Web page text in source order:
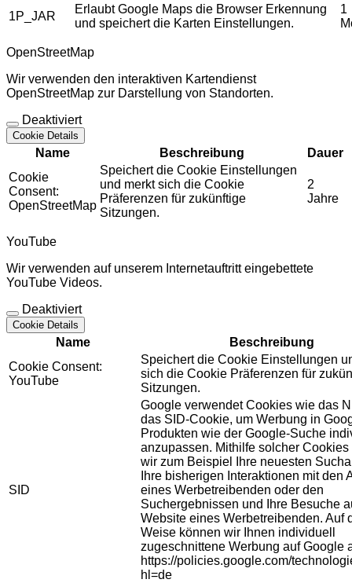
1P_JAR
Erlaubt Google Maps die Browser Erkennung
und speichert die Karten Einstellungen.
1
OpenStreetMap
Wir verwenden den interaktiven Kartendienst
OpenStreetMap zur Darstellung von Standorten.
Deaktiviert
Cookie Details
Name Beschreibung
Dauer
Cookie
Consent:
OpenStreetMap
Speichert die Cookie Einstellungen
und merkt sich die Cookie
Präferenzen für zukünftige
Sitzungen.
2
Jahre
YouTube
Wir verwenden auf unserem Internetauftritt eingebettete
YouTube Videos.
Deaktiviert
Cookie Details
Name
Beschreibung
Cookie Consent:
YouTube
Speichert die Cookie Einstellungen
sich die Cookie Präferenzen für
Sitzungen.
SID
Google verwendet Cookies wie das
das SID-Cookie, um Werbung in
Produkten wie der Google-Suche
anzupassen. Mithilfe solcher Cookies
wir zum Beispiel Ihre neuesten
Ihre bisherigen Interaktionen mit den
eines Werbetreibenden oder den
Suchergebnissen und Ihre Besuche
Website eines Werbetreibenden. Auf
Weise können wir Ihnen individuell
zugeschnittene Werbung auf Google
https://policies.google.com/
hl=de